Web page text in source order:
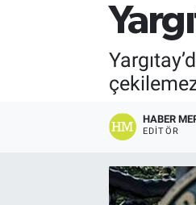
HABER
EDITÖR
Trafik Durumu
TFF 2.Lig Kırmızı
Tüm Manşetler
Haber Arşivi